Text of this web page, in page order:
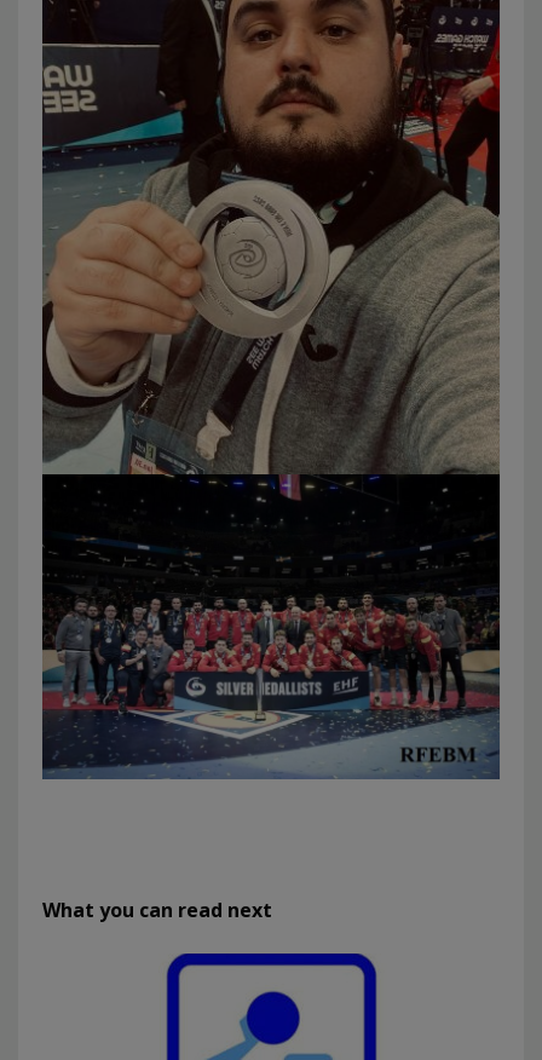
What you can read next